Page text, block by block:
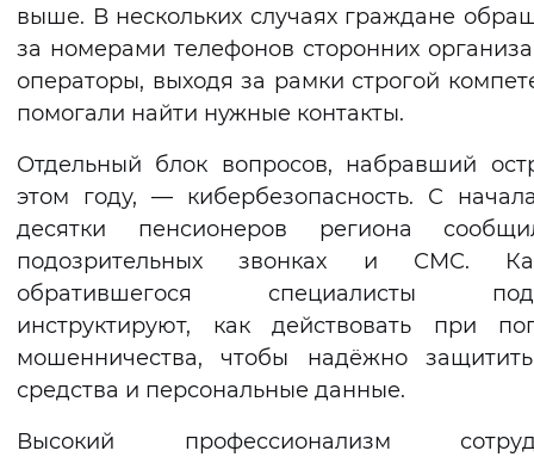
выше. В нескольких случаях граждане
за номерами телефонов сторонних
операторы, выходя за рамки строгой
помогали найти нужные контакты.
Отдельный блок вопросов, набравший
этом году, — кибербезопасность. С
десятки пенсионеров региона
подозрительных звонках и СМС.
обратившегося специалисты
инструктируют, как действовать при
мошенничества, чтобы надёжно
средства и персональные данные.
Высокий профессионализм